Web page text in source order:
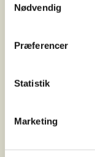
Nødvendig
Præferencer
Statistik
Marketing
Menu
Elcykler
Finansiering
Gratis